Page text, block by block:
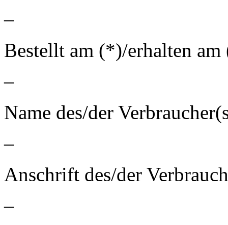
–
Bestellt am (*)/erhalten
–
Name des/der
–
Anschrift des/der
–